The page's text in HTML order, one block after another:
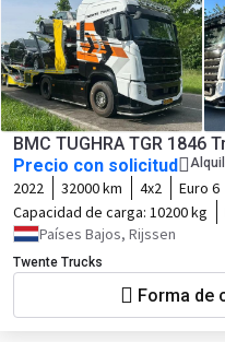
BMC TUGHRA TGR 1846
Precio con solicitud
2022 32000 km 4x2 Euro 6
Capacidad de carga: 10200 kg
Países Bajos, Rijssen
Twente Trucks
Forma de